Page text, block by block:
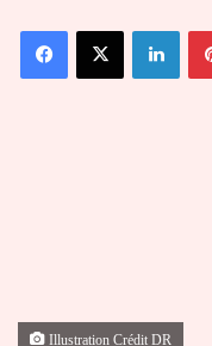
courriel
FacebookX
Illustration Crédit DR